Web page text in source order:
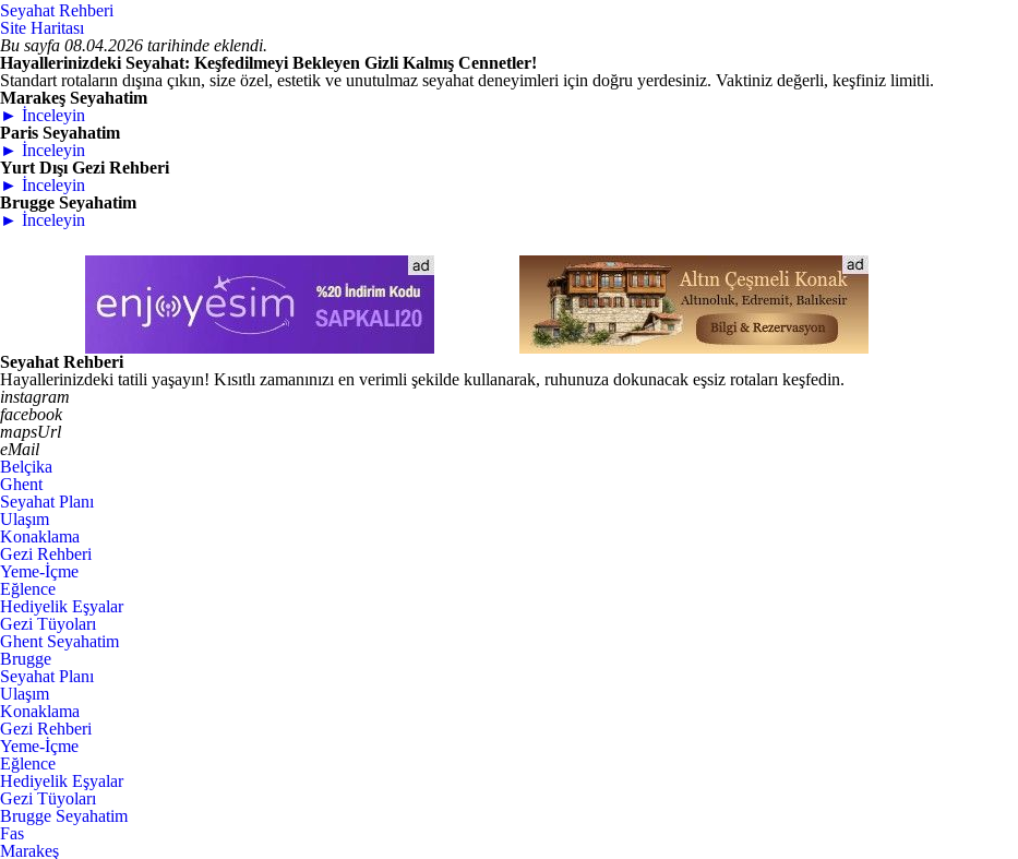
Seyahat Rehberi
Site Haritası
Bu sayfa 08.04.2026 tarihinde eklendi.
Hayallerinizdeki Seyahat: Keşfedilmeyi Bekleyen Gizli Kalmış Cennetler!
Standart rotaların dışına çıkın, size özel, estetik ve unutulmaz seyahat deneyimleri için doğru yerdesiniz. Vaktiniz değerli, keşfiniz limitli.
Marakeş Seyahatim
► İnceleyin
Paris Seyahatim
► İnceleyin
Yurt Dışı Gezi Rehberi
► İnceleyin
Brugge Seyahatim
► İnceleyin
Seyahat Rehberi
Hayallerinizdeki tatili yaşayın! Kısıtlı zamanınızı en verimli şekilde kullanarak, ruhunuza dokunacak eşsiz rotaları keşfedin.
instagram
facebook
mapsUrl
eMail
Belçika
Ghent
Seyahat Planı
Ulaşım
Konaklama
Gezi Rehberi
Yeme-İçme
Eğlence
Hediyelik Eşyalar
Gezi Tüyoları
Ghent Seyahatim
Brugge
Seyahat Planı
Ulaşım
Konaklama
Gezi Rehberi
Yeme-İçme
Eğlence
Hediyelik Eşyalar
Gezi Tüyoları
Brugge Seyahatim
Fas
Marakeş